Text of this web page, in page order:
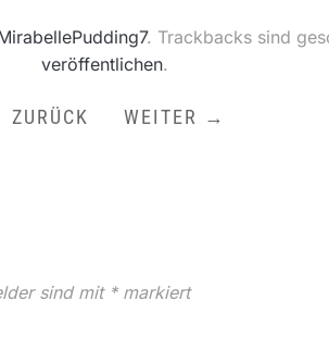
. Trackbacks sind
veröffentlichen.
WEITER →
sind mit *markiert